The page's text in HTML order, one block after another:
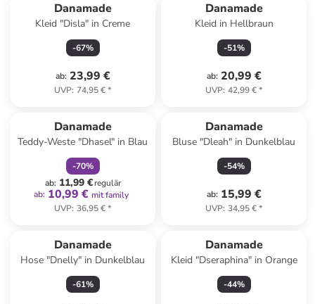
Danamade
Kleid "Disla" in Creme
-67%
ab: 23,99 €
UVP: 74,95 €*
Danamade
Kleid in Hellbraun
-51%
ab: 20,99 €
UVP: 42,99 €*
Danamade
Teddy-Weste "Dhasel" in Blau
-70%
ab: 11,99 €regulär
ab: 10,99 € mit family
UVP: 36,95 €*
Danamade
Bluse "Dleah" in Dunkelblau
-54%
ab: 15,99 €
UVP: 34,95 €*
Danamade
Hose "Dnelly" in Dunkelblau
-61%
Danamade
Kleid "Dseraphina" in Orange
-44%